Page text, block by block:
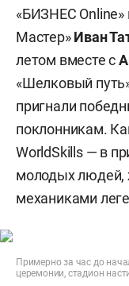
«БИЗНЕС
Мастер»Иван
летом вместе с
«Шелковый
пригнали
поклонникам.
WorldSkills — в
молодых людей,
механиками
Примерно за час до
церемонии, стадион